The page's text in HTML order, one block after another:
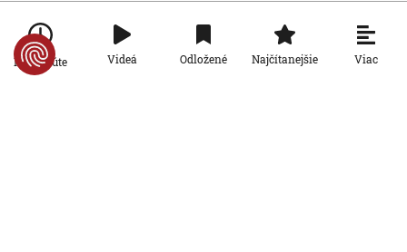
Šport
Futbalové MS so 64 účastníkmi? FIFA
hľadá nezávislú spoločnosť na
Po minúte Videá Odložené Najčítanejšie Viac